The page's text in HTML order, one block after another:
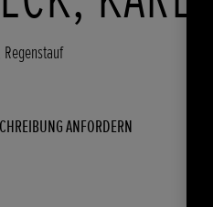
Regenstauf
ANFORDERN